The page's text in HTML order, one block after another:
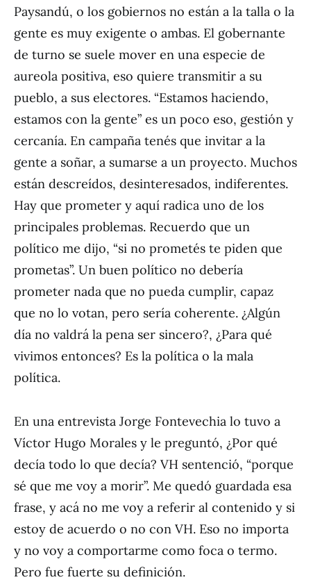
Paysandú, o los gobiernos no están a la talla o la
gente es muy exigente o ambas. El gobernante
de turno se suele mover en una especie de
aureola positiva, eso quiere transmitir a su
pueblo, a sus electores. “Estamos haciendo,
estamos con la gente” es un poco eso, gestión y
cercanía. En campaña tenés que invitar a la
gente a soñar, a sumarse a un proyecto. Muchos
están descreídos, desinteresados, indiferentes.
Hay que prometer y aquí radica uno de los
principales problemas. Recuerdo que un
político me dijo, “si no prometés te piden que
prometas”. Un buen político no debería
prometer nada que no pueda cumplir, capaz
que no lo votan, pero sería coherente. ¿Algún
día no valdrá la pena ser sincero?, ¿Para qué
vivimos entonces? Es la política o la mala
política.
En una entrevista Jorge Fontevechia lo tuvo a
Víctor Hugo Morales y le preguntó, ¿Por qué
decía todo lo que decía? VH sentenció, “porque
sé que me voy a morir”. Me quedó guardada esa
frase, y acá no me voy a referir al contenido y si
estoy de acuerdo o no con VH. Eso no importa
y no voy a comportarme como foca o termo.
Pero fue fuerte su definición.